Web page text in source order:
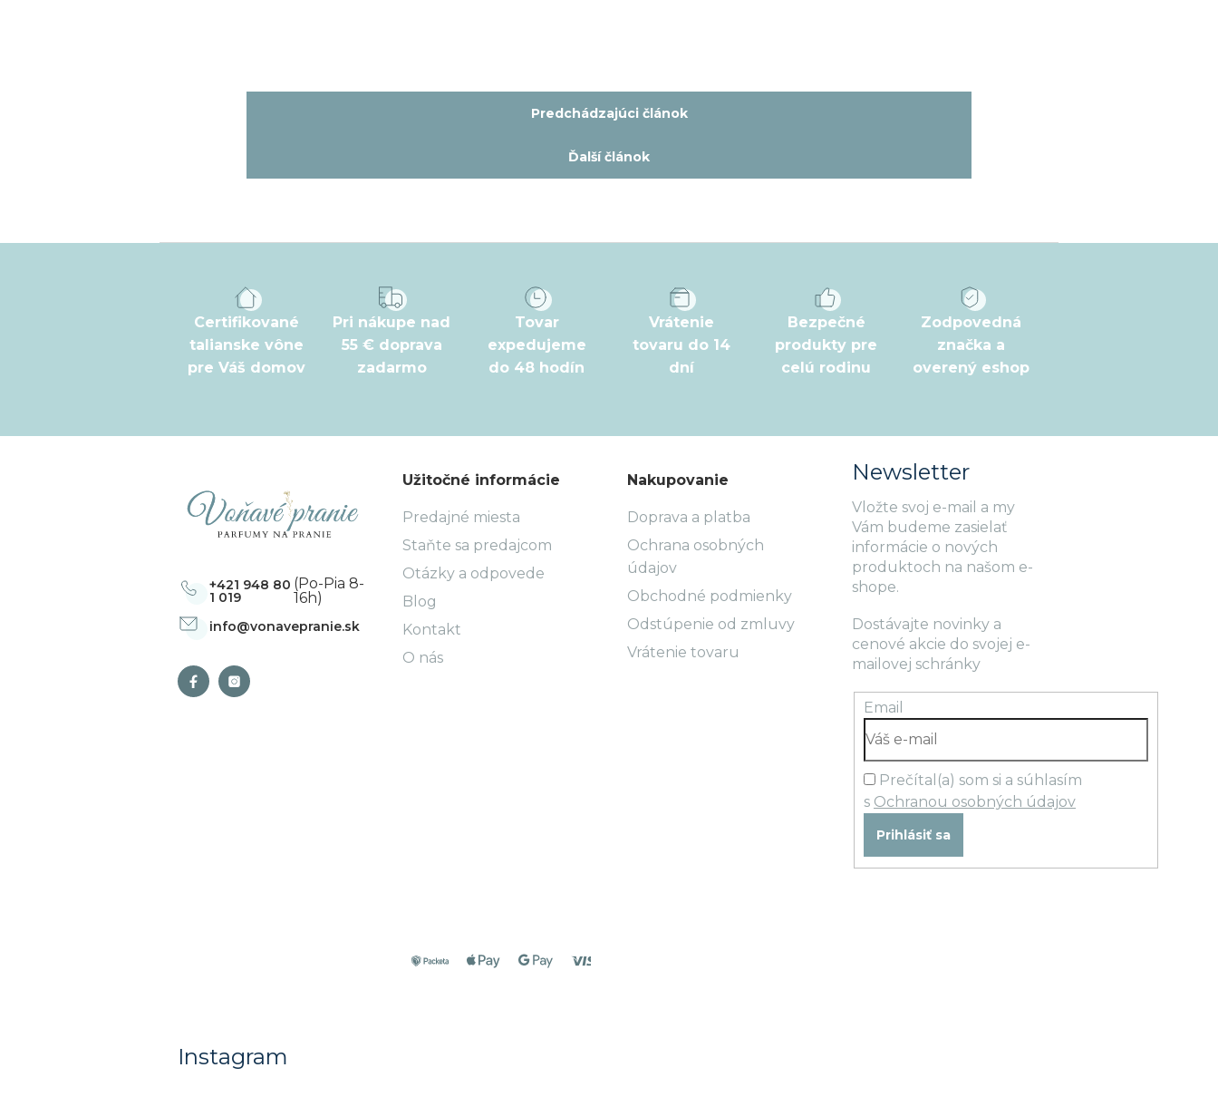
Predchádzajúci článok
Ďalší článok
á
Certifikované
talianske vône
pre Váš domov
Pri nákupe nad
55 € doprava
zadarmo
Tovar
expedujeme
do 48 hodín
Vrátenie
tovaru do 14
dní
Bezpečné
produkty pre
celú rodinu
Zodpovedná
značka a
overený eshop
info@vonavepranie.sk
+421 948 80
1 019
(Po-Pia 8-
16h)
Užitočné informácie
Predajné miesta
Staňte sa predajcom
Otázky a odpovede
Blog
Kontakt
O nás
Nakupovanie
Doprava a platba
Ochrana osobných
údajov
Obchodné podmienky
Odstúpenie od zmluvy
Vrátenie tovaru
Newsletter
Vložte svoj e-mail a my
Vám budeme zasielať
informácie o nových
produktoch na našom e-
shope.
Dostávajte novinky a
cenové akcie do svojej e-
mailovej schránky
Email
Prečítal(a) som si a súhlasím
s Ochranou osobných údajov
Prihlásiť sa
Instagram